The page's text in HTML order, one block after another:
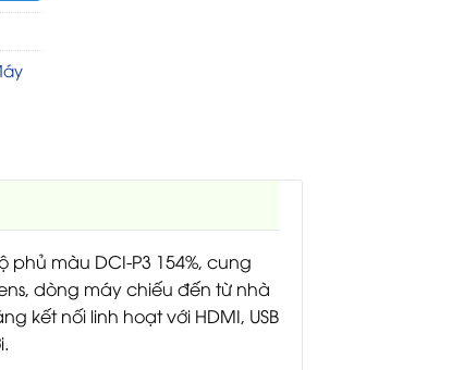
màu DCI-P3 154%, cung
dòng máy chiếu đến từ nhà
kết nối linh hoạt với HDMI, USB